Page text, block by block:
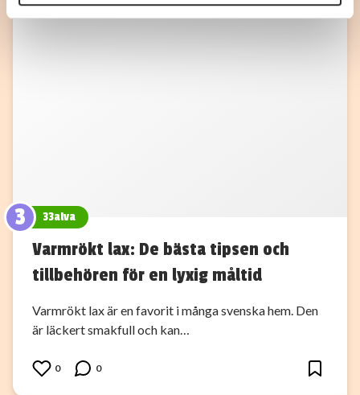
annons- och analysföretag som vi samarbetar med.
3 33alva
Varmrökt lax: De bästa tipsen och
tillbehören för en lyxig måltid
Varmrökt lax är en favorit i många svenska hem. Den
är läckert smakfull och kan…
0 0